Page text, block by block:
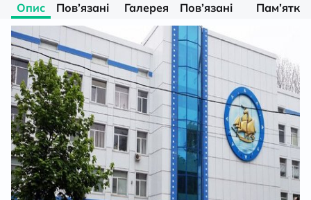
Опис
Пов’язані
матеріали
Галерея
Пов’язані
особистості
Пам’ятки
споруди